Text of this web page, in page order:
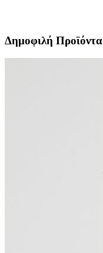
Δημοφιλή Προϊόντα